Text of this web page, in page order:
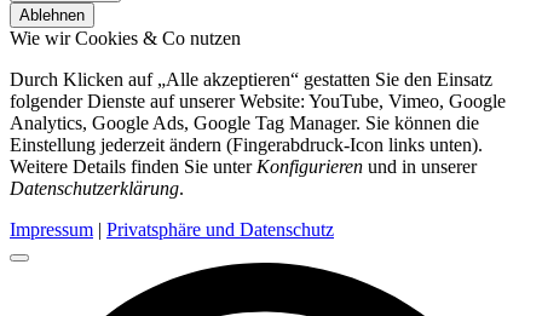
Ablehnen
Wie wir Cookies & Co nutzen
Durch Klicken auf „Alle akzeptieren“ gestatten Sie den Einsatz
folgender Dienste auf unserer Website: YouTube, Vimeo, Google
Analytics, Google Ads, Google Tag Manager. Sie können die
Einstellung jederzeit ändern (Fingerabdruck-Icon links unten).
Weitere Details finden Sie unter Konfigurieren und in unserer
Datenschutzerklärung.
Impressum | Privatsphäre und Datenschutz